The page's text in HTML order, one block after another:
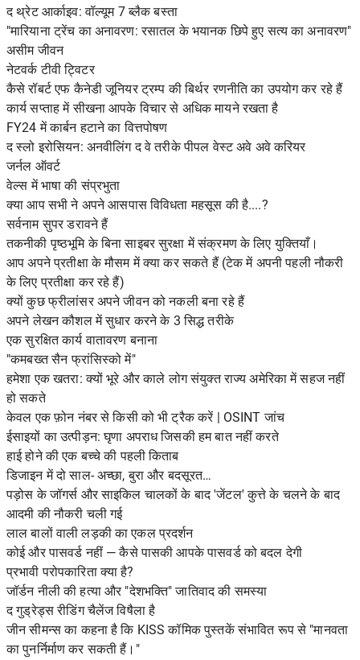
द थ्रेट आर्काइव: वॉल्यूम 7 ब्लैक बस्ता
"मारियाना ट्रेंच का अनावरण: रसातल के भयानक छिपे हुए सत्य का अनावरण"
असीम जीवन
नेटवर्क टीवी ट्विटर
कैसे रॉबर्ट एफ कैनेडी जूनियर ट्रम्प की बिर्थर रणनीति का उपयोग कर रहे हैं
कार्य सप्ताह में सीखना आपके विचार से अधिक मायने रखता है
FY24 में कार्बन हटाने का वित्तपोषण
द स्लो इरोसियन: अनवीलिंग द वे तरीके पीपल वेस्ट अवे अवे करियर
जर्नल ऑवर्ट
वेल्स में भाषा की संप्रभुता
क्या आप सभी ने अपने आसपास विविधता महसूस की है....?
सर्वनाम सुपर डरावने हैं
तकनीकी पृष्ठभूमि के बिना साइबर सुरक्षा में संक्रमण के लिए युक्तियाँ।
आप अपने प्रतीक्षा के मौसम में क्या कर सकते हैं (टेक में अपनी पहली नौकरी
के लिए प्रतीक्षा कर रहे हैं)
क्यों कुछ फ्रीलांसर अपने जीवन को नकली बना रहे हैं
अपने लेखन कौशल में सुधार करने के 3 सिद्ध तरीके
एक सुरक्षित कार्य वातावरण बनाना
"कमबख्त सैन फ्रांसिस्को में"
हमेशा एक खतरा: क्यों भूरे और काले लोग संयुक्त राज्य अमेरिका में सहज नहीं
हो सकते
केवल एक फ़ोन नंबर से किसी को भी ट्रैक करें | OSINT जांच
ईसाइयों का उत्पीड़न: घृणा अपराध जिसकी हम बात नहीं करते
हाई होने की एक बच्चे की पहली किताब
डिजाइन में दो साल- अच्छा, बुरा और बदसूरत…
पड़ोस के जॉगर्स और साइकिल चालकों के बाद 'जेंटल' कुत्ते के चलने के बाद
आदमी की नौकरी चली गई
लाल बालों वाली लड़की का एकल प्रदर्शन
कोई और पासवर्ड नहीं — कैसे पासकी आपके पासवर्ड को बदल देगी
प्रभावी परोपकारिता क्या है?
जॉर्डन नीली की हत्या और "देशभक्ति" जातिवाद की समस्या
द गुड्रेड्स रीडिंग चैलेंज विषैला है
जीन सीमन्स का कहना है कि KISS कॉमिक पुस्तकें संभावित रूप से "मानवता
का पुनर्निर्माण कर सकती हैं।"